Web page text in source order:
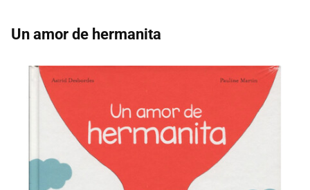
Un amor de hermanita